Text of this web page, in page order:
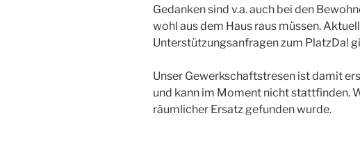
Gedanken sind v.a. auch bei den
wohl aus dem Haus raus müssen.
Unterstützungsanfragen zum PlatzDa!
Unser Gewerkschaftstresen ist damit
und kann im Moment nicht stattfinden.
räumlicher Ersatz gefunden wurde.